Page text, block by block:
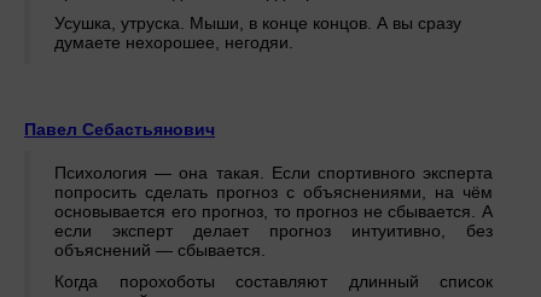
Усушка, утруска. Мыши, в конце концов. А вы сразу
думаете нехорошее, негодяи.
Павел Себастьянович
Психология — она такая. Если спортивного эксперта
попросить сделать прогноз с объяснениями, на чём
основывается его прогноз, то прогноз не сбывается. А
если эксперт делает прогноз интуитивно, без
объяснений — сбывается.
Когда порохоботы составляют длинный список